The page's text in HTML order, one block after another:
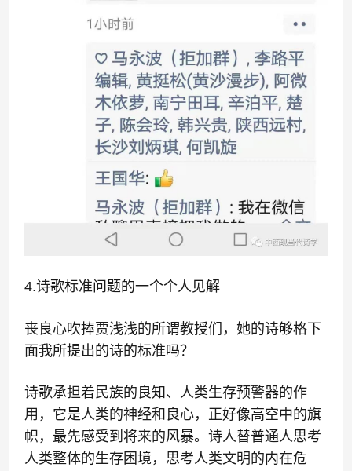
4.诗歌标准问题的一个个人见解
丧良心吹捧贾浅浅的所谓教授们，她的诗够格下
面我所提出的诗的标准吗？
诗歌承担着民族的良知、人类生存预警器的作
用，它是人类的神经和良心，正好像高空中的旗
帜，最先感受到将来的风暴。诗人替普通人思考
人类整体的生存困境，思考人类文明的内在危